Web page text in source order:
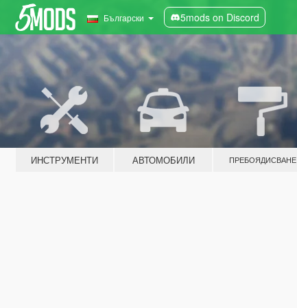
Български 5mods on Discord
ИНСТРУМЕНТИ АВТОМОБИЛИ ПРЕБОЯДИСВАНЕ